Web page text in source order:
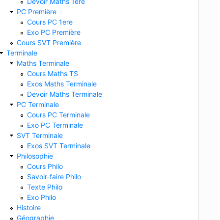
PC Première
Cours PC 1ere
Exo PC Première
Cours SVT Première
Terminale
Maths Terminale
Cours Maths TS
Exos Maths Terminale
Devoir Maths Terminale
PC Terminale
Cours PC Terminale
Exo PC Terminale
SVT Terminale
Exos SVT Terminale
Philosophie
Cours Philo
Savoir-faire Philo
Texte Philo
Exo Philo
Histoire
Géographie